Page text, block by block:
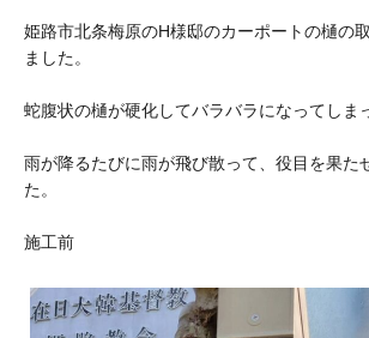
姫路市北条梅原のH様邸のカーポートの樋の
ました。
蛇腹状の樋が硬化してバラバラになってしま
雨が降るたびに雨が飛び散って、役目を果た
た。
施工前